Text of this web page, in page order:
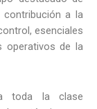
a la
esenciales
operativos de la
toda la clase